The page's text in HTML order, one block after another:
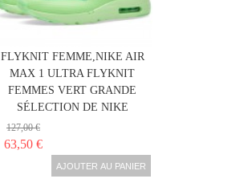
FLYKNIT FEMME,NIKE AIR
MAX 1 ULTRA FLYKNIT
FEMMES VERT GRANDE
SÉLECTION DE NIKE
127,00 €
63,50 €
AJOUTER AU PANIER